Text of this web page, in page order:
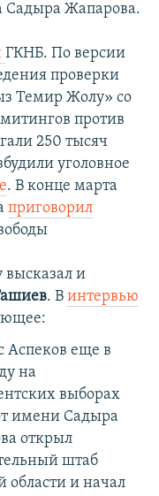
Садыра Жапарова.
ГКНБ. По версии
проверки
Темир Жолу» со
против
250 тысяч
уголовное
. В конце марта
приговорил
высказал и
. В интервью
Аспеков еще в
на
выборах
имени Садыра
открыл
штаб
области и начал